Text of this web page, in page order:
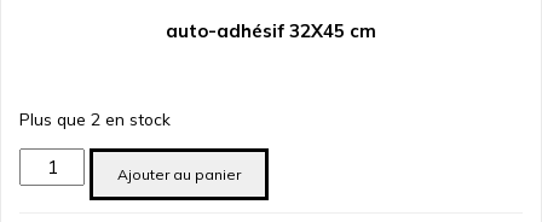
actuel
auto-adhésif 32X45 cm
Plus que 2 en stock
quantité
de
Ajouter au panier